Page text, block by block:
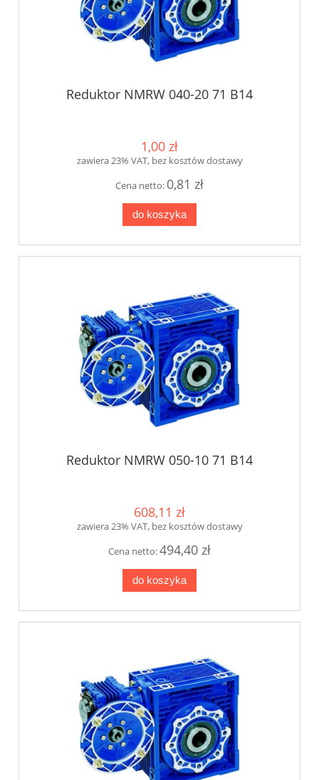
Reduktor NMRW 040-20 71 B14
1,00 zł
zawiera 23% VAT, bez kosztów dostawy
Cena netto: 0,81 zł
do koszyka
Reduktor NMRW 050-10 71 B14
608,11 zł
zawiera 23% VAT, bez kosztów dostawy
Cena netto:494,40 zł
do koszyka